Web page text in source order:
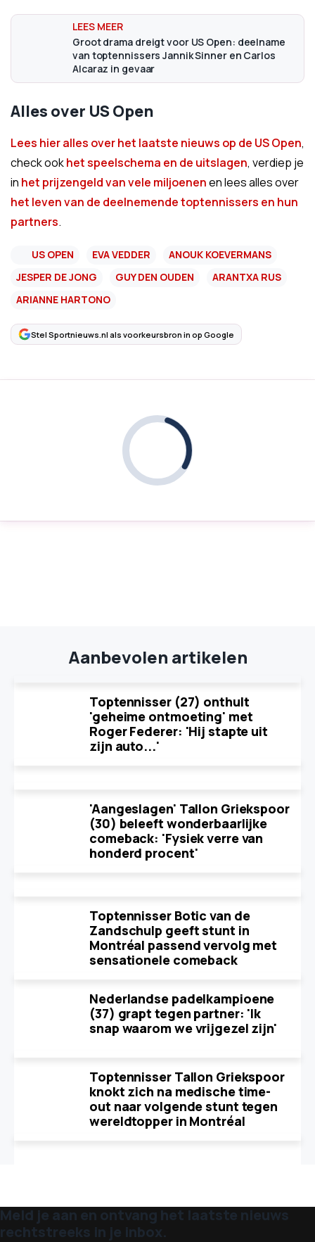
Groot drama dreigt voor US Open: deelname
van toptennissers Jannik Sinner en Carlos
Alcaraz in gevaar
Alles over US Open
Lees hier alles over het laatste nieuws op de US Open,
check ookhet speelschema en de uitslagen, verdiep je
in het prijzengeld van vele miljoenenen lees alles over
het leven van de deelnemende toptennissers en hun
partners.
US OPEN EVA VEDDER
ANOUK KOEVERMANS
JESPER DE JONG
GUY DEN OUDEN
ARANTXA RUS
ARIANNE HARTONO
Stel Sportnieuws.nl als voorkeursbron in op Google
Aanbevolen artikelen
Toptennisser (27) onthult
'geheime ontmoeting' met
Roger Federer: 'Hij stapte uit
zijn auto...'
'Aangeslagen' Tallon Griekspoor
(30) beleeft wonderbaarlijke
comeback: 'Fysiek verre van
honderd procent'
Toptennisser Botic van de
Zandschulp geeft stunt in
Montréal passend vervolg met
sensationele comeback
Nederlandse padelkampioene
(37) grapt tegen partner: 'Ik
snap waarom we vrijgezel zijn'
Toptennisser Tallon Griekspoor
knokt zich na medische time-
out naar volgende stunt tegen
wereldtopper in Montréal
Meld je aan en ontvang het laatste nieuws
rechtstreeks in je inbox.